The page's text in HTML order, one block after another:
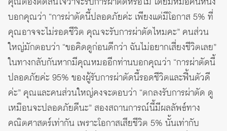
บอกคุณว่า “การผ่าตัดนี้ปลอดภัยค่ะ เพียงแต่มีโอกาส 5% ที่
คุณอาจจะไม่รอดชีวิต คุณจะรับการผ่าตัดไหมคะ” คนส่วน
ใหญ่มักตอบว่า “ขอคิดดูก่อนดีกว่า ฉันไม่อยากเสี่ยงชีวิตเลย”
ในทางกลับกันหากมีคุณหมออีกท่านบอกคุณว่า “การผ่าตัดนี้
ปลอดภัยค่ะ 95% ของผู้รับการผ่าตัดนี้รอดชีวิตและฟื้นตัวดี
ค่ะ” คุณและคนส่วนใหญ่คงจะตอบว่า “ตกลงรับการผ่าตัด ดู
เหมือนจะปลอดภัยดีนะ” สองสถานการณ์นี้มีผลลัพธ์ทาง
คณิตศาสตร์เท่ากัน เพราะโอกาสเสียชีวิต 5% นั้นเท่ากับ